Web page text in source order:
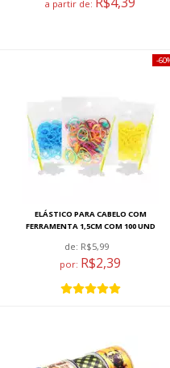
a partir de:
ELÁSTICO PARA CABELO COM
FERRAMENTA 1,5CM COM 100 UND
de: R$5,99
por: R$2,39